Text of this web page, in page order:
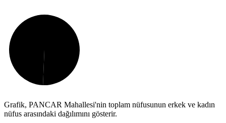
Grafik, PANCAR Mahallesi'nin toplam nüfusunun erkek ve kadın
nüfus arasındaki dağılımını gösterir.